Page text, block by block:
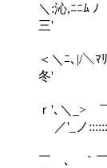
＼:沁,ﾆﾆ
＜＼ﾆ､|/＼
ｒ'､＼
／'_ノ
(
￣ ､ ｀